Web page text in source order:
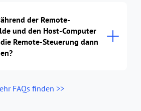
der Remote-
und den Host-Computer
Remote-Steuerung dann
FAQs finden >>